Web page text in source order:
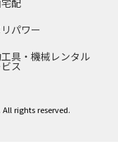
配
パワー
具・機械レンタル
ス
rights reserved.